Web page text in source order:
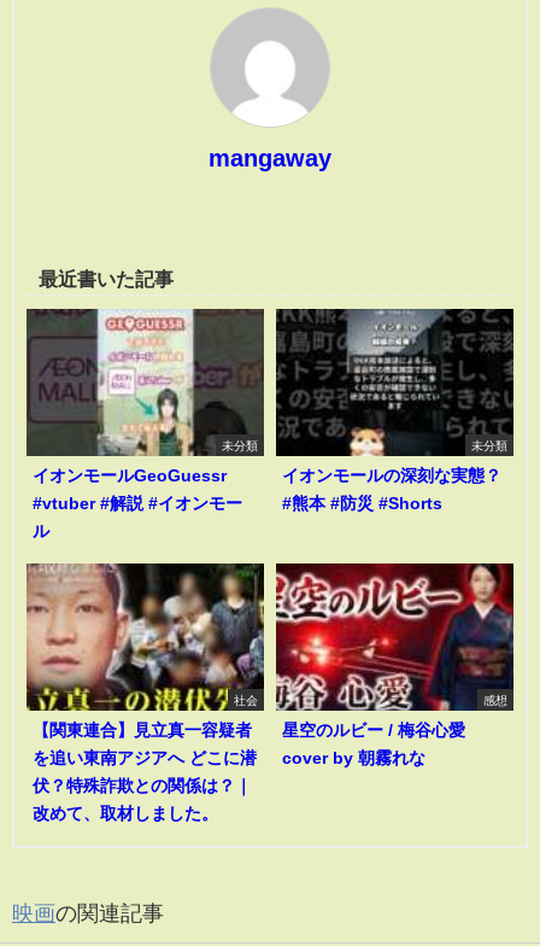
mangaway
最近書いた記事
未分類
イオンモールGeoGuessr
#vtuber #解説 #イオンモー
ル
未分類
イオンモールの深刻な実態？
#熊本 #防災 #Shorts
社会
【関東連合】見立真一容疑者
を追い東南アジアへ どこに潜
伏？特殊詐欺との関係は？｜
改めて、取材しました。
感想
星空のルビー / 梅谷心愛
cover by 朝霧れな
映画の関連記事